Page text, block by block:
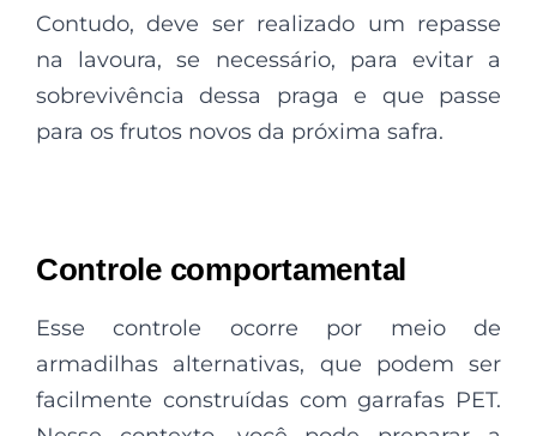
Contudo, deve ser realizado um repasse
na lavoura, se necessário, para evitar a
sobrevivência dessa praga e que passe
para os frutos novos da próxima safra.
Controle comportamental
Esse controle ocorre por meio de
armadilhas alternativas, que podem ser
facilmente construídas com garrafas PET.